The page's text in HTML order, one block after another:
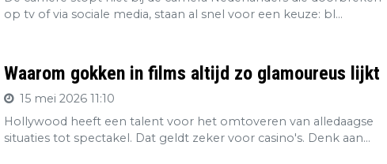
op tv of via sociale media, staan al snel voor een keuze: bl...
Waarom gokken in films altijd zo glamoureus lijkt
15 mei 2026 11:10
Hollywood heeft een talent voor het omtoveren van alledaagse
situaties tot spectakel. Dat geldt zeker voor casino's. Denk aan...